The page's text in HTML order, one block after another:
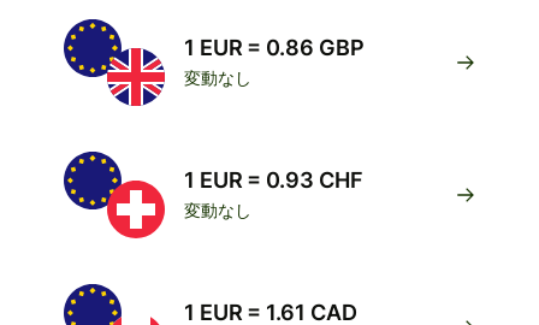
1 EUR = 0.86 GBP
変動なし
1 EUR = 0.93 CHF
変動なし
1 EUR = 1.61 CAD